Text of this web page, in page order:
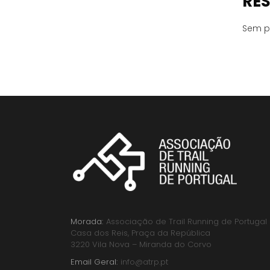
Sem
Morada: Associação de Trail Running de Portugal
Casa dos Reis, Praça da República
3220 Vila Nova – Miranda do Corvo
Email Geral: info@atrp.pt